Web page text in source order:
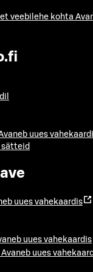
veebilehe kohta
uues
sätteid
uues vahekaardis
uues vahekaardis
Avaneb uues